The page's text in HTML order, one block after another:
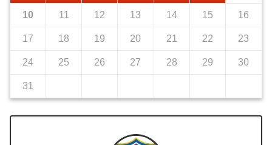
10 11 12 13 14 15 16
17 18 19 20 21 22 23
24 25 26 27 28 29 30
31